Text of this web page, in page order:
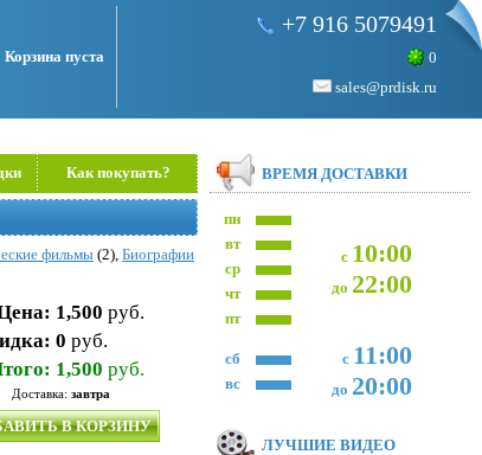
Корзина пуста
+7 916 5079491
0
sales@prdisk.ru
Как покупать?
фильмы(2), Биографии
1,500 руб.
0 руб.
1,500 руб.
Доставка: завтра
В КОРЗИНУ
ВРЕМЯ ДОСТАВКИ
пн
с 10:00
до 22:00
вт
ср
чт
пт
с 11:00
до 20:00
сб
вс
ЛУЧШИЕ ВИДЕО